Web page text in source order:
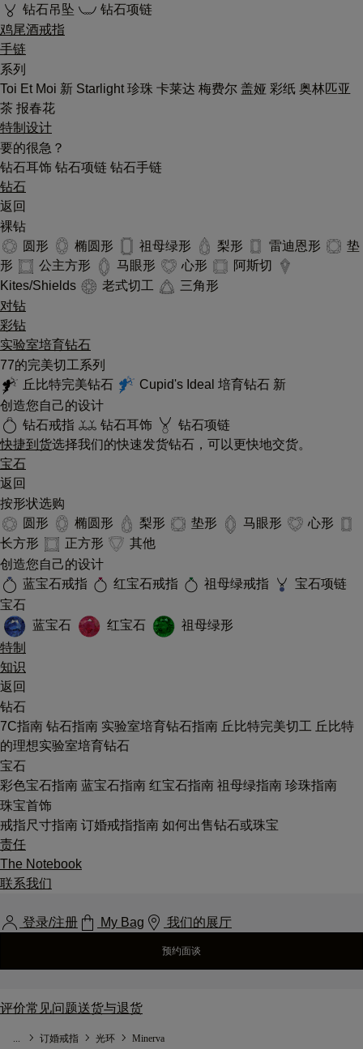
钻石吊坠
钻石项链
鸡尾酒戒指
手链
系列
Toi Et Moi 新 Starlight珍珠 卡莱达 梅费尔 盖娅 彩纸 奥林匹亚
茶 报春花
特制设计
要的很急？
钻石耳饰 钻石项链 钻石手链
钻石
返回
裸钻
圆形
椭圆形 祖母绿形 梨形 雷迪恩形
垫
形
公主方形 马眼形 心形
阿斯切
Kites/Shields
老式切工
三角形
对钻
彩钻
实验室培育钻石
77的完美切工系列
丘比特完美钻石
Cupid's Ideal 培育钻石 新
创造您自己的设计
钻石戒指
钻石耳饰
钻石项链
快捷到货选择我们的快速发货钻石，可以更快地交货。
宝石
返回
按形状选购
圆形
椭圆形 梨形 垫形 马眼形
心形
长方形
正方形
其他
创造您自己的设计
蓝宝石戒指
红宝石戒指 祖母绿戒指
宝石项链
宝石
蓝宝石
红宝石
祖母绿形
特制
知识
返回
钻石
7C指南 钻石指南 实验室培育钻石指南 丘比特完美切工 丘比特
的理想实验室培育钻石
宝石
彩色宝石指南 蓝宝石指南 红宝石指南 祖母绿指南 珍珠指南
珠宝首饰
戒指尺寸指南 订婚戒指指南 如何出售钻石或珠宝
责任
The Notebook
联系我们
登录/注册 My Bag 我们的展厅
预约面谈
评价常见问题送货与退货
... 订婚戒指 光环 Minerva